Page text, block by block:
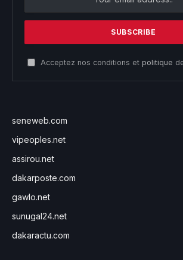
Acceptez nos conditions et politique
seneweb.com
vipeoples.net
assirou.net
dakarposte.com
gawlo.net
sunugal24.net
dakaractu.com